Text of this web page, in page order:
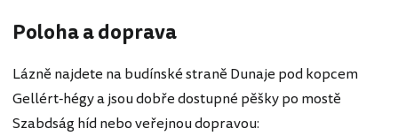
Poloha a doprava
Lázně najdete na budínské straně Dunaje pod kopcem
Gellért-hégy a jsou dobře dostupné pěšky po mostě
Szabdság híd nebo veřejnou dopravou: